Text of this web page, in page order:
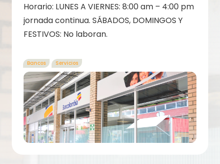
Horario: LUNES A VIERNES: 8:00 am – 4:00 pm
jornada continua. SÁBADOS, DOMINGOS Y
FESTIVOS: No laboran.
Bancos Servicios